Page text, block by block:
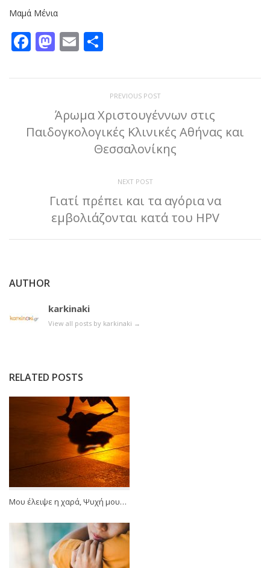
Μαμά Μένια
Facebook
Mastodon
Email
PREVIOUS POST
Άρωμα Χριστουγέννων στις
Παιδογκολογικές Κλινικές Αθήνας και
Θεσσαλονίκης
NEXT POST
Γιατί πρέπει και τα αγόρια να
εμβολιάζονται κατά του HPV
AUTHOR
karkinaki
View all posts by karkinaki →
RELATED POSTS
Μου έλειψε η χαρά, Ψυχή μου…